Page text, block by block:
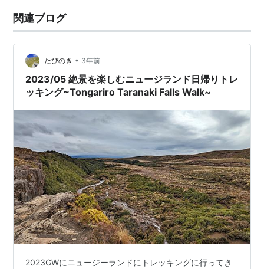
ているという。また上から見下ろすと火山の物質が溶け
込んだエメラルドグリーンの湖がいくつもある。 トンガ
関連ブログ
たびのき • 3年前
2023/05 絶景を楽しむニュージランド日帰りトレ
ッキング~Tongariro Taranaki Falls Walk~
2023GWにニュージーランドにトレッキングに行ってき